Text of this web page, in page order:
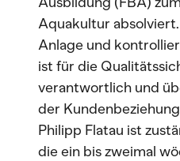
Aquakultur
Anlage und
ist für die
verantwortlich und
der
Philipp Flatau ist
die ein bis zweimal